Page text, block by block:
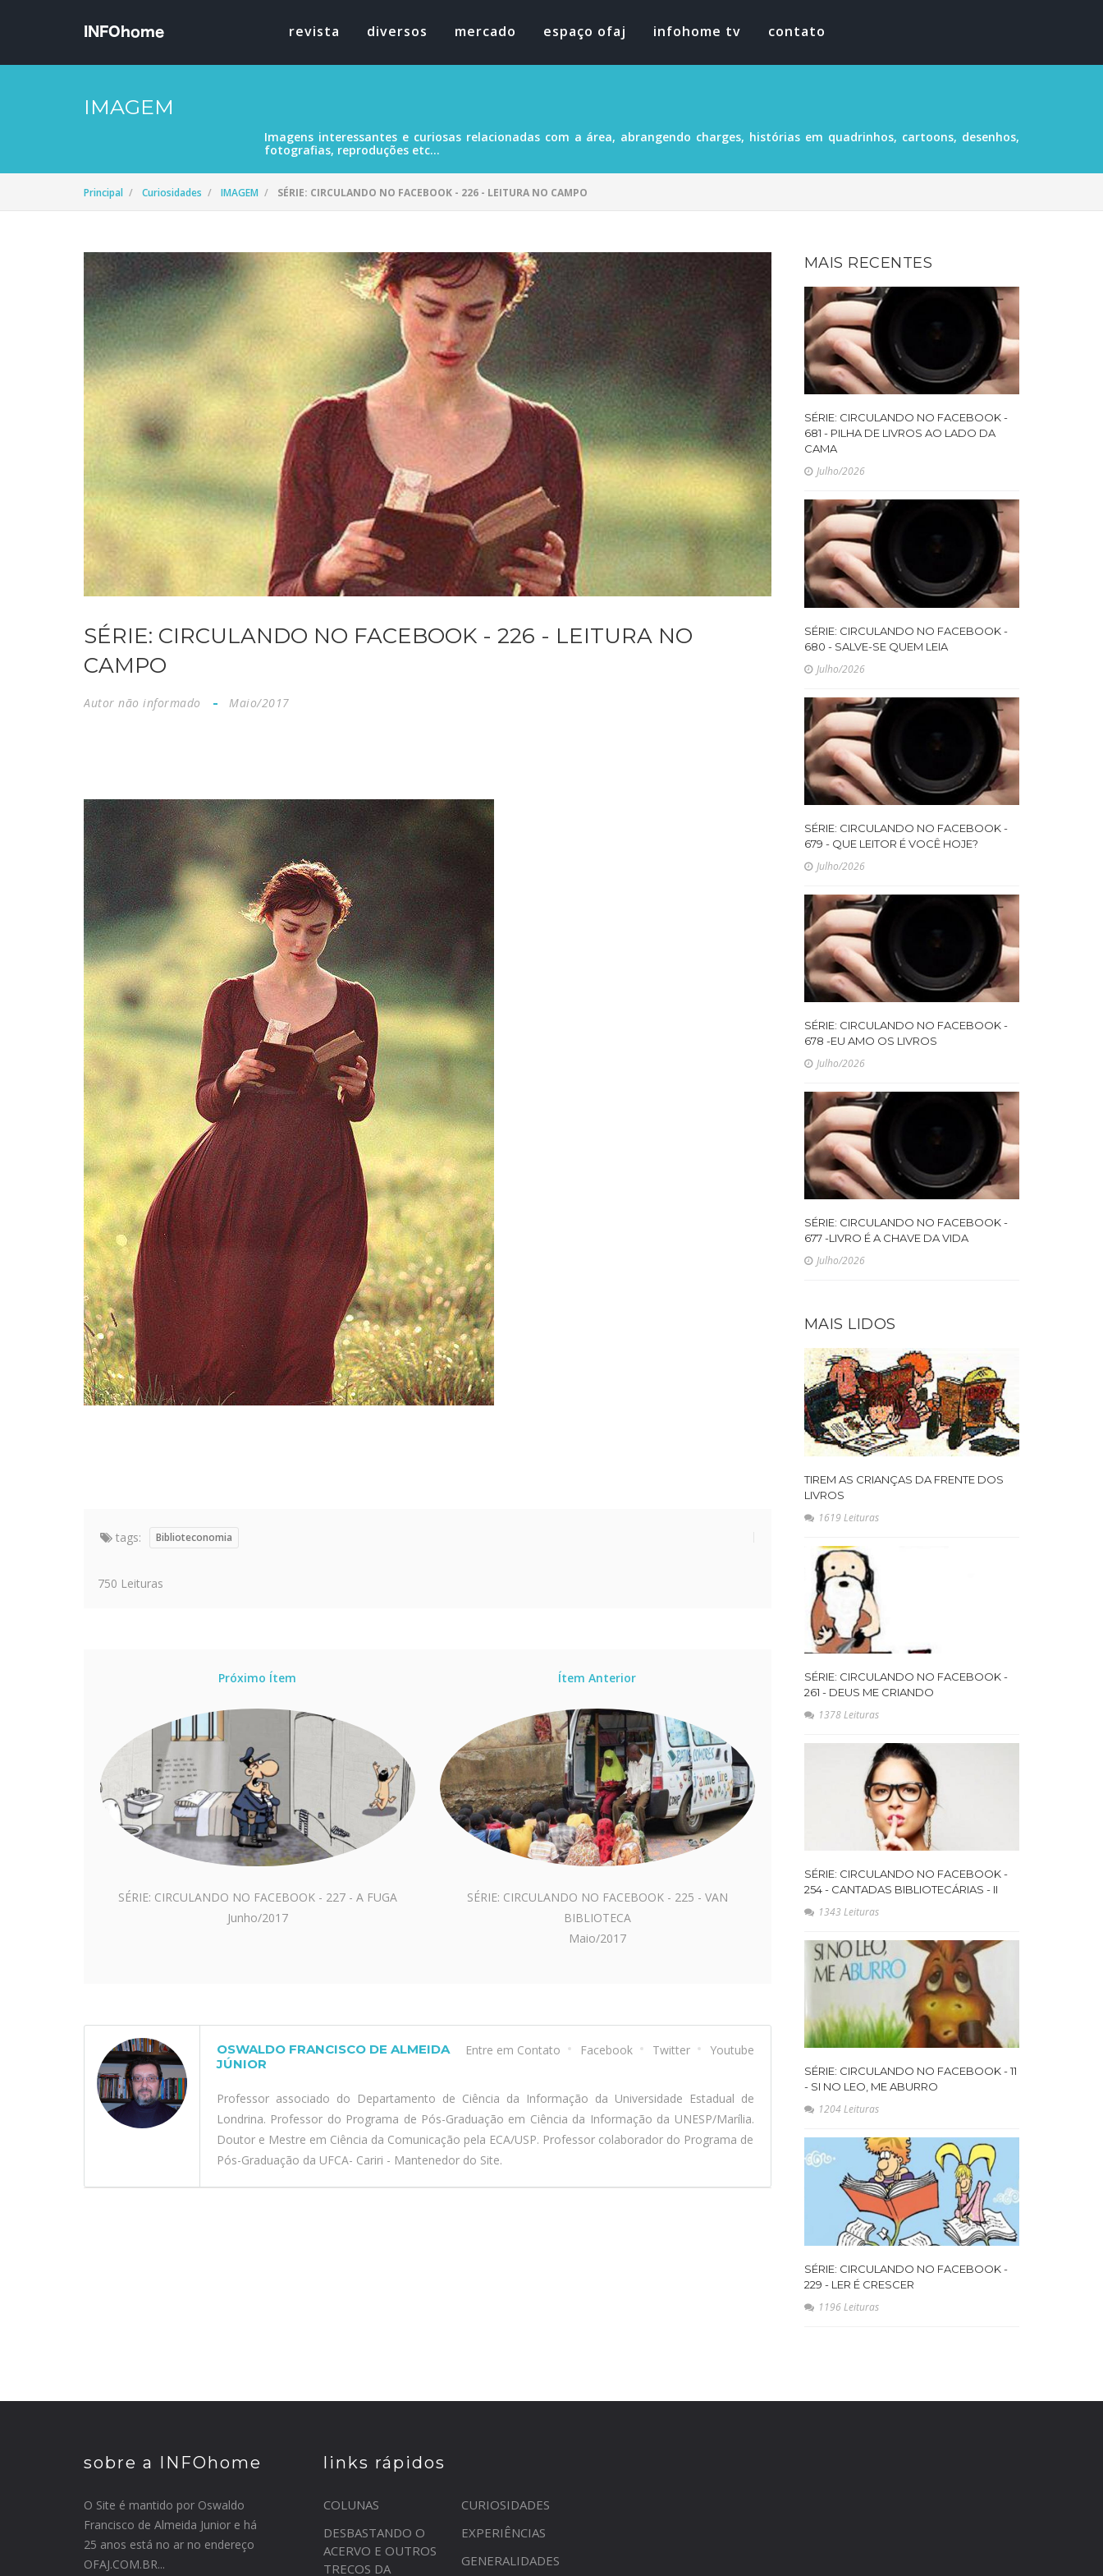
revista diversos mercado espaço ofaj infohome tv contato
IMAGEM
Imagens interessantes e curiosas relacionadas com a área, abrangendo charges, histórias em quadrinhos, cartoons, desenhos,
fotografias, reproduções etc...
Principal Curiosidades IMAGEM SÉRIE: CIRCULANDO NO FACEBOOK - 226 - LEITURA NO CAMPO
SÉRIE: CIRCULANDO NO FACEBOOK - 226 - LEITURA NO
CAMPO
Autor não informado Maio/2017
tags: Biblioteconomia
750 Leituras
Próximo Ítem
SÉRIE: CIRCULANDO NO FACEBOOK - 227 - A FUGA
Junho/2017
Ítem Anterior
SÉRIE: CIRCULANDO NO FACEBOOK - 225 - VAN
BIBLIOTECA
Maio/2017
Entre em Contato Facebook Twitter Youtube
OSWALDO FRANCISCO DE ALMEIDA
JÚNIOR
Professor associado do Departamento de Ciência da Informação da Universidade Estadual de
Londrina. Professor do Programa de Pós-Graduação em Ciência da Informação da UNESP/Marília.
Doutor e Mestre em Ciência da Comunicação pela ECA/USP. Professor colaborador do Programa de
Pós-Graduação da UFCA- Cariri - Mantenedor do Site.
MAIS RECENTES
SÉRIE: CIRCULANDO NO FACEBOOK -
681 - PILHA DE LIVROS AO LADO DA
CAMA
Julho/2026
SÉRIE: CIRCULANDO NO FACEBOOK -
680 - SALVE-SE QUEM LEIA
Julho/2026
SÉRIE: CIRCULANDO NO FACEBOOK -
679 - QUE LEITOR É VOCÊ HOJE?
Julho/2026
SÉRIE: CIRCULANDO NO FACEBOOK -
678 -EU AMO OS LIVROS
Julho/2026
SÉRIE: CIRCULANDO NO FACEBOOK -
677 -LIVRO É A CHAVE DA VIDA
Julho/2026
MAIS LIDOS
TIREM AS CRIANÇAS DA FRENTE DOS
LIVROS
1619 Leituras
SÉRIE: CIRCULANDO NO FACEBOOK -
261 - DEUS ME CRIANDO
1378 Leituras
SÉRIE: CIRCULANDO NO FACEBOOK -
254 - CANTADAS BIBLIOTECÁRIAS - II
1343 Leituras
SÉRIE: CIRCULANDO NO FACEBOOK - 11
- SI NO LEO, ME ABURRO
1204 Leituras
SÉRIE: CIRCULANDO NO FACEBOOK -
229 - LER É CRESCER
1196 Leituras
sobre a INFOhome
O Site é mantido por Oswaldo
Francisco de Almeida Junior e há
25 anos está no ar no endereço
OFAJ.COM.BR...
links rápidos
COLUNAS
CURIOSIDADES
DESBASTANDO O
ACERVO E OUTROS
TRECOS DA
EXPERIÊNCIAS
GENERALIDADES